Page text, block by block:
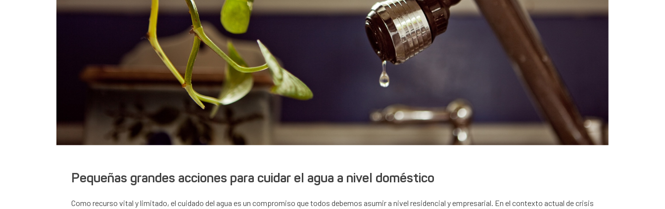
Pequeñas grandes acciones para cuidar el agua a nivel doméstico
Como recurso vital y limitado, el cuidado del agua es un compromiso que todos debemos asumir a nivel residencial y empresarial. En el contexto actual de crisis